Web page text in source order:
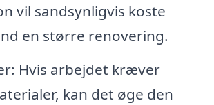
vil sandsynligvis koste
en større renovering.
Hvis arbejdet kræver
kan det øge den